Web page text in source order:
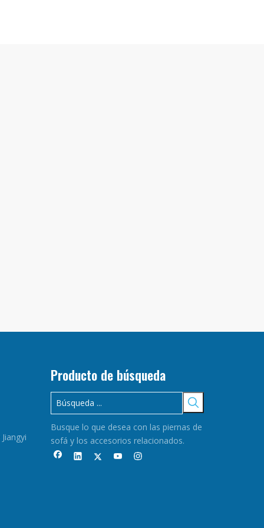
Producto de búsqueda
Busque lo que desea con las piernas de
sofá y los accesorios relacionados.